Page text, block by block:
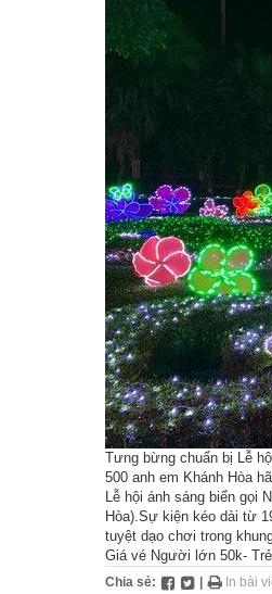
Tiểu
Tưng bừng chuẩn bị Lễ
500 anh em Khánh Hòa
Lễ hội ánh sáng biển
Hòa).Sự kiện kéo dài từ
tuyệt dạo chơi trong
Giá vé Người lớn 50k- Trẻ
Chia sẻ: | In bài